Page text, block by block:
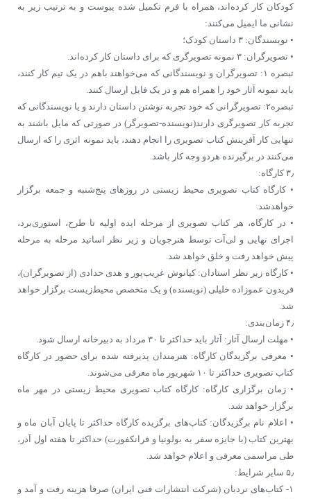
کودکان کار کرده‌اند، همراه با فرم تکمیل شده پیوست و به ترتیب زیر به
نشانی ما ایمیل می‌کنند:
• نویسندگان: ۳ داستان کودک؛
• تصویرگران: ۳ نمونه تصویرگری که برای داستان کار کرده‌اند.
تبصره ۱: تصویرگران و نویسندگانی که می‌خواهند باهم در یک تیم کار کنند،
باید نمونه آثار خود را همراه هم و در یک فایل ارسال کنند.
تبصره۲: تصویرگرانی که خود تجربه نوشتن داستان دارند و یا نویسندگانی که
تجربه کار تصویرگری دارند(نویسنده-تصویرگر) در صورتی که مایل باشند به
تنهایی کار آفرینش کتاب تصویری را انجام دهند، باید نمونه اثری را که ارسال
می‌کنند در برگیرنده هردو وجه کار باشد.
۳٫ کارگاه:
• کارگاه کتاب تصویری محیط زیستی در روزهای پنج‌شنبه و جمعه برگزار
خواهدشد.
• در کارگاه، هر کتاب تصویری از مرحله ایده اولیه تا طرح، استوری‌برد،
اجرای نهایی و لی‌آت توسط هنرجویان و زیر نظر اساتید مرحله به مرحله
پیش خواهد رفت و خلق خواهد شد.
• کارگاه زیر نظر استادان: کیانوش غریب‌پور و هدی حدادی (از تصویرگران)،
فریدون عموزاده خلیلی (نویسنده) و یک متخصص محیط‌زیست برگزار خواهد
شد.
۴٫ زمان‌بندی:
• مهلت ارسال آثار: آثار باید حداکثر تا ۳۰ مرداد به دبیرخانه ارسال شود.
• معرفی برگزیدگان کارگاه: هنرمندان پذیرفته شده برای حضور در کارگاه
کتاب تصویری حداکثر تا ۱۰ شهریور ماه معرفی می‌شوند.
• زمان برگزاری کارگاه: کارگاه کتاب تصویری محیط زیستی در مهر ماه
برگزار خواهد شد.
• اعلام نام برگزیدگان: کتاب‌های برگزیده کارگاه حداکثر تا پایان آبان ماه و
بهترین کتاب (با جایزه سفر به بولونیا و فرانکفورت) حداکثر تا هفته اول آذر،
طی مراسمی معرفی و اعلام خواهد شد.
۵٫ سایر شرایط:
۱- کتاب‌های نردبان (شرکت انتشارات فنی ایران) صرفا هزینه رفت و آمد و